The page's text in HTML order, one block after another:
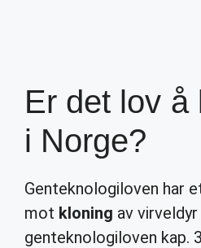
Er det lov å
i Norge?
Genteknologiloven har
mot kloning av
genteknologiloven kap.